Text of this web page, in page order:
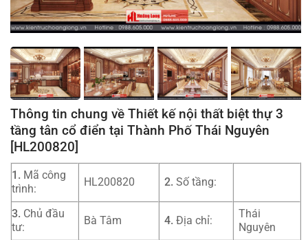
Thông tin chung về Thiết kế nội thất biệt thự 3
tầng tân cổ điển tại Thành Phố Thái Nguyên
[HL200820]
1. Mã công
trình:
HL200820 2. Số tầng:
3. Chủ đầu
tư:
Bà Tâm 4. Địa chỉ:
Thái
Nguyên